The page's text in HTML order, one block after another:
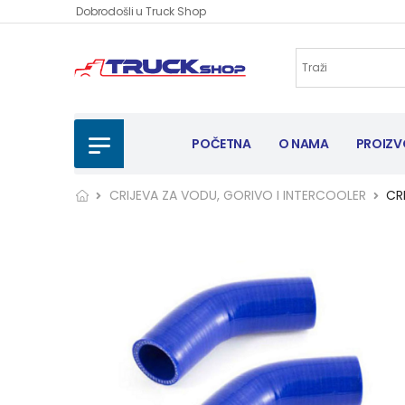
Dobrodošli u Truck Shop
POČETNA O NAMA
CRIJEVA ZA VODU, GORIVO I INTERCOOLER